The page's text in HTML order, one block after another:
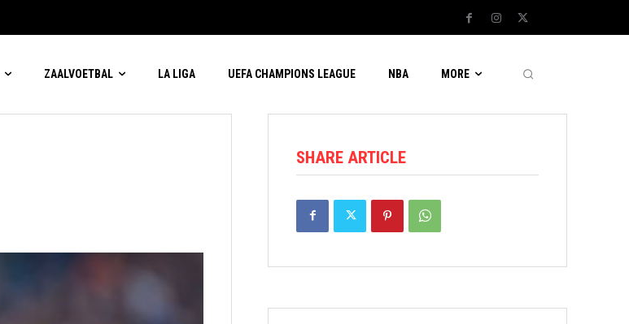
ZAALVOETBAL LA LIGA UEFA CHAMPIONS LEAGUE NBA MORE
SHARE ARTICLE